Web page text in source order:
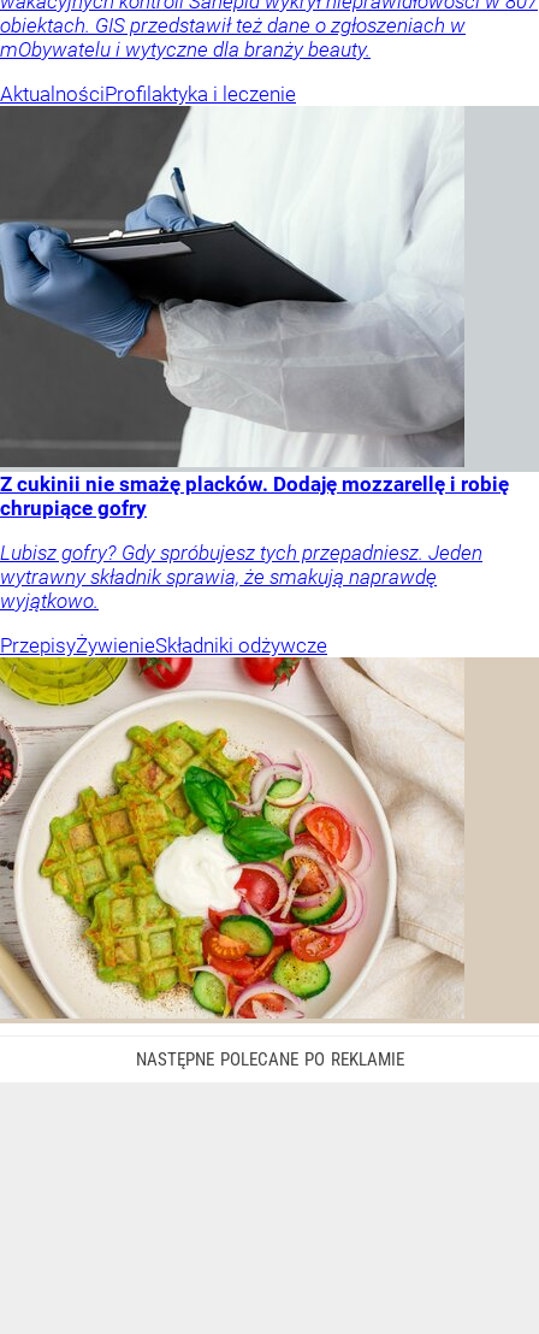
obiektach. GIS przedstawił też dane o zgłoszeniach w
mObywatelu i wytyczne dla branży beauty.
AktualnościProfilaktyka i leczenie
Z cukinii nie smażę placków. Dodaję mozzarellę i robię
chrupiące gofry
Lubisz gofry? Gdy spróbujesz tych przepadniesz. Jeden
wytrawny składnik sprawia, że smakują naprawdę
wyjątkowo.
PrzepisyŻywienieSkładniki odżywcze